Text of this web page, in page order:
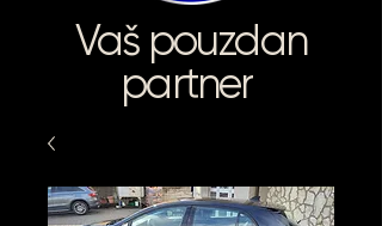
Vaš pouzdan
partner